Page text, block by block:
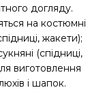
догляду.
на костюмні
жакети);
(спідниці,
виготовлення
і шапок.